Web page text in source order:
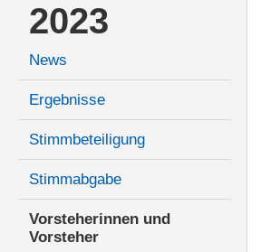
2023
News
Ergebnisse
Stimmbeteiligung
Stimmabgabe
Vorsteherinnen und
Vorsteher